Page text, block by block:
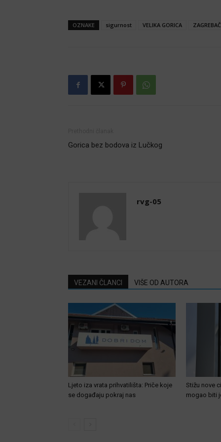
OZNAKE sigurnost VELIKA GORICA
Gorica bez bodova iz Lučkog
rvg-05
VEZANI ČLANCI VIŠE OD AUTORA
Ljeto iza vrata prihvatilišta: Priče koje
se događaju pokraj nas
Stižu nove
mogao biti